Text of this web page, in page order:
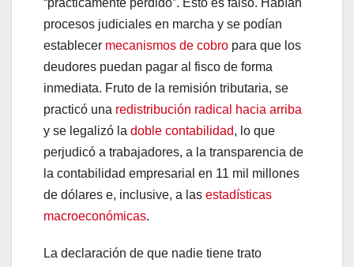
“prácticamente perdido”. Esto es falso. Habían
procesos judiciales en marcha y se podían
establecer mecanismos de cobro para que los
deudores puedan pagar al fisco de forma
inmediata. Fruto de la remisión tributaria, se
practicó una redistribución radical hacia arriba
y se legalizó la doble contabilidad, lo que
perjudicó a trabajadores, a la transparencia de
la contabilidad empresarial en 11 mil millones
de dólares e, inclusive, a las estadísticas
macroeconómicas.
La declaración de que nadie tiene trato